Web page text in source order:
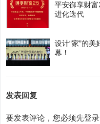
平安御享财
进化迭代
设计“家”的
幕！
发表回复
要发表评论，您必须先登录